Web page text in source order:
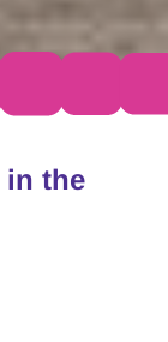
in the